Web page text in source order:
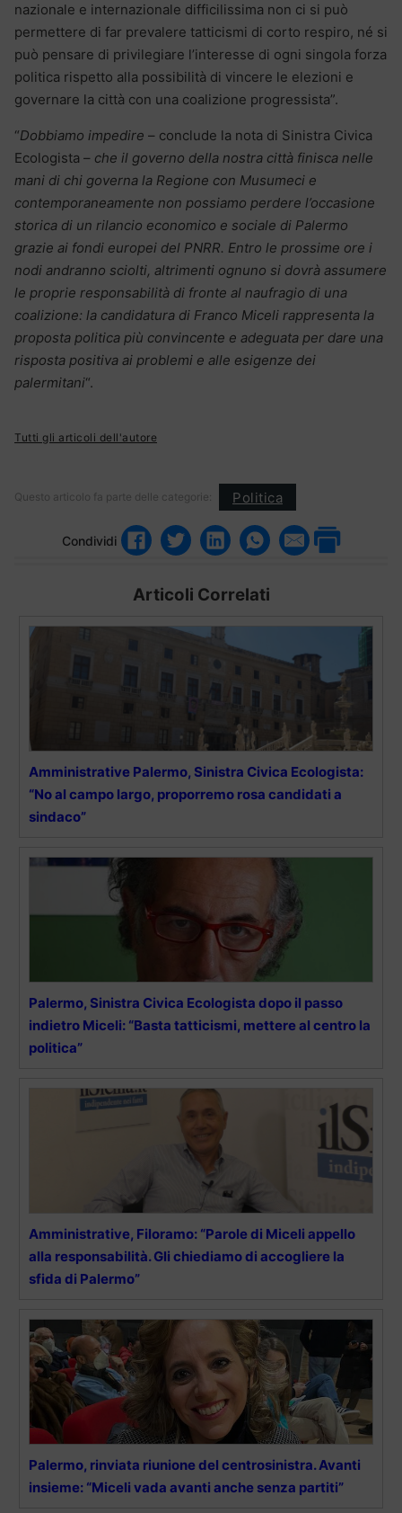
nazionale e internazionale difficilissima non ci si può
permettere di far prevalere tatticismi di corto respiro, né si
può pensare di privilegiare l’interesse di ogni singola forza
politica rispetto alla possibilità di vincere le elezioni e
governare la città con una coalizione progressista”.
“Dobbiamo impedire – conclude la nota di Sinistra Civica
Ecologista – che il governo della nostra città finisca nelle
mani di chi governa la Regione con Musumeci e
contemporaneamente non possiamo perdere l’occasione
storica di un rilancio economico e sociale di Palermo
grazie ai fondi europei del PNRR. Entro le prossime ore i
nodi andranno sciolti, altrimenti ognuno si dovrà assumere
le proprie responsabilità di fronte al naufragio di una
coalizione: la candidatura di Franco Miceli rappresenta la
proposta politica più convincente e adeguata per dare una
risposta positiva ai problemi e alle esigenze dei
palermitani“.
Tutti gli articoli dell'autore
Questo articolo fa parte delle categorie: Politica
Condividi
Articoli Correlati
Amministrative Palermo, Sinistra Civica Ecologista:
“No al campo largo, proporremo rosa candidati a
sindaco”
Palermo, Sinistra Civica Ecologista dopo il passo
indietro Miceli: “Basta tatticismi, mettere al centro la
politica”
Amministrative, Filoramo: “Parole di Miceli appello
alla responsabilità. Gli chiediamo di accogliere la
sfida di Palermo”
Palermo, rinviata riunione del centrosinistra. Avanti
insieme: “Miceli vada avanti anche senza partiti”